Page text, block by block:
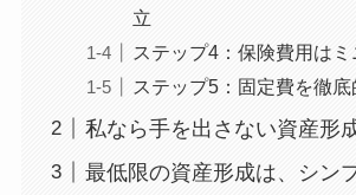
立
ステップ4：保険費用はミ
ステップ5：固定費を徹
私なら手を出さない資産形
最低限の資産形成は、シン